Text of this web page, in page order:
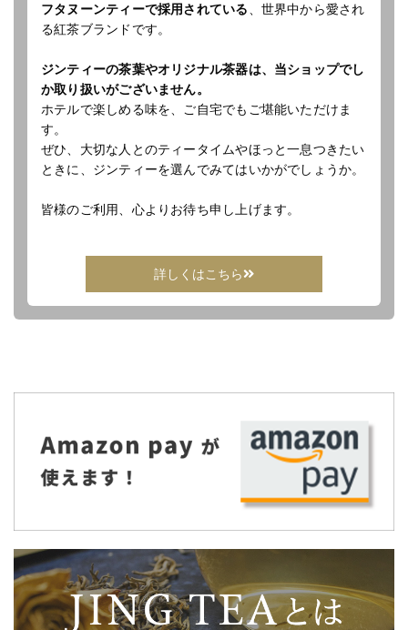
フタヌーンティーで採用されている、世界中から愛され
る紅茶ブランドです。
ジンティーの茶葉やオリジナル茶器は、当ショップでし
か取り扱いがございません。
ホテルで楽しめる味を、ご自宅でもご堪能いただけま
す。
ぜひ、大切な人とのティータイムやほっと一息つきたい
ときに、ジンティーを選んでみてはいかがでしょうか。
皆様のご利用、心よりお待ち申し上げます。
詳しくはこちら